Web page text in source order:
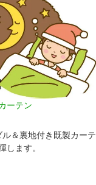
ーテン
＆裏地付き既製カーテ
します。